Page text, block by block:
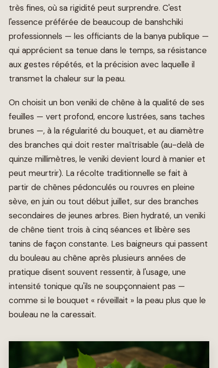
très fines, où sa rigidité peut surprendre. C'est
l'essence préférée de beaucoup de banshchiki
professionnels — les officiants de la banya publique —
qui apprécient sa tenue dans le temps, sa résistance
aux gestes répétés, et la précision avec laquelle il
transmet la chaleur sur la peau.
On choisit un bon veniki de chêne à la qualité de ses
feuilles — vert profond, encore lustrées, sans taches
brunes —, à la régularité du bouquet, et au diamètre
des branches qui doit rester maîtrisable (au-delà de
quinze millimètres, le veniki devient lourd à manier et
peut meurtrir). La récolte traditionnelle se fait à
partir de chênes pédonculés ou rouvres en pleine
sève, en juin ou tout début juillet, sur des branches
secondaires de jeunes arbres. Bien hydraté, un veniki
de chêne tient trois à cinq séances et libère ses
tanins de façon constante. Les baigneurs qui passent
du bouleau au chêne après plusieurs années de
pratique disent souvent ressentir, à l'usage, une
intensité tonique qu'ils ne soupçonnaient pas —
comme si le bouquet « réveillait » la peau plus que le
bouleau ne la caressait.